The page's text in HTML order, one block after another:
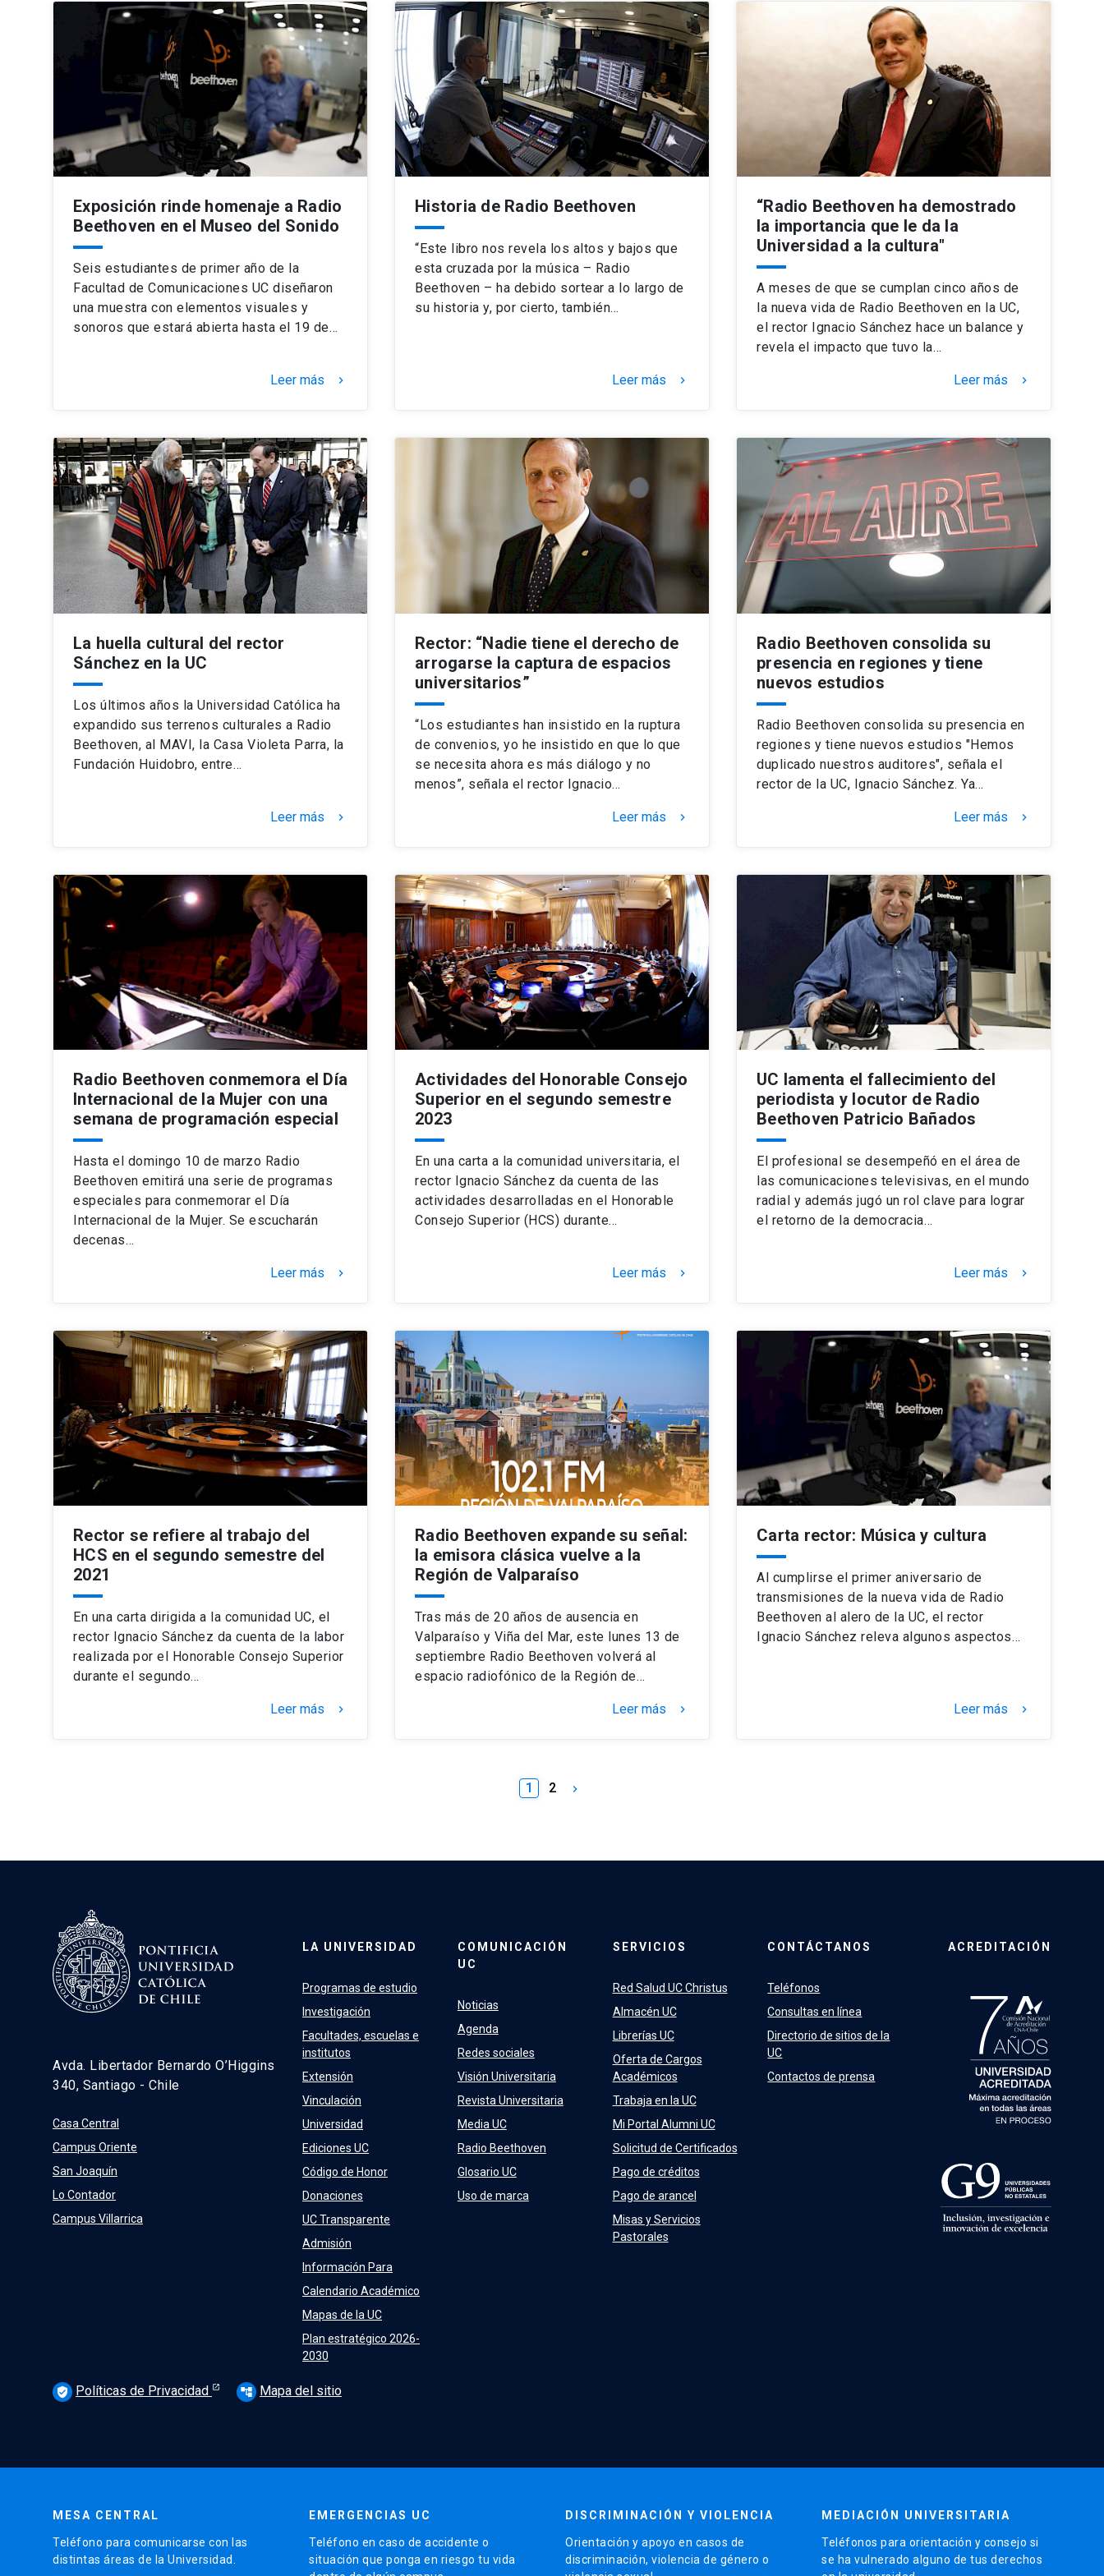
Exposición rinde homenaje a Radio
Beethoven en el Museo del Sonido
Seis estudiantes de primer año de la
Facultad de Comunicaciones UC diseñaron
una muestra con elementos visuales y
sonoros que estará abierta hasta el 19 de…
Leer más keyboard_arrow_right
Historia de Radio Beethoven
“Este libro nos revela los altos y bajos que
esta cruzada por la música – Radio
Beethoven – ha debido sortear a lo largo de
su historia y, por cierto, también…
Leer más keyboard_arrow_right
“Radio Beethoven ha demostrado
la importancia que le da la
Universidad a la cultura"
A meses de que se cumplan cinco años de
la nueva vida de Radio Beethoven en la UC,
el rector Ignacio Sánchez hace un balance y
revela el impacto que tuvo la…
Leer más keyboard_arrow_right
La huella cultural del rector
Sánchez en la UC
Los últimos años la Universidad Católica ha
expandido sus terrenos culturales a Radio
Beethoven, al MAVI, la Casa Violeta Parra, la
Fundación Huidobro, entre…
Leer más keyboard_arrow_right
Rector: “Nadie tiene el derecho de
arrogarse la captura de espacios
universitarios”
“Los estudiantes han insistido en la ruptura
de convenios, yo he insistido en que lo que
se necesita ahora es más diálogo y no
menos”, señala el rector Ignacio…
Leer más keyboard_arrow_right
Radio Beethoven consolida su
presencia en regiones y tiene
nuevos estudios
Radio Beethoven consolida su presencia en
regiones y tiene nuevos estudios "Hemos
duplicado nuestros auditores", señala el
rector de la UC, Ignacio Sánchez. Ya…
Leer más keyboard_arrow_right
Radio Beethoven conmemora el Día
Internacional de la Mujer con una
semana de programación especial
Hasta el domingo 10 de marzo Radio
Beethoven emitirá una serie de programas
especiales para conmemorar el Día
Internacional de la Mujer. Se escucharán
decenas…
Leer más keyboard_arrow_right
Actividades del Honorable Consejo
Superior en el segundo semestre
2023
En una carta a la comunidad universitaria, el
rector Ignacio Sánchez da cuenta de las
actividades desarrolladas en el Honorable
Consejo Superior (HCS) durante…
Leer más keyboard_arrow_right
UC lamenta el fallecimiento del
periodista y locutor de Radio
Beethoven Patricio Bañados
El profesional se desempeñó en el área de
las comunicaciones televisivas, en el mundo
radial y además jugó un rol clave para lograr
el retorno de la democracia…
Leer más keyboard_arrow_right
Rector se refiere al trabajo del
HCS en el segundo semestre del
2021
En una carta dirigida a la comunidad UC, el
rector Ignacio Sánchez da cuenta de la labor
realizada por el Honorable Consejo Superior
durante el segundo…
Leer más keyboard_arrow_right
Radio Beethoven expande su señal:
la emisora clásica vuelve a la
Región de Valparaíso
Tras más de 20 años de ausencia en
Valparaíso y Viña del Mar, este lunes 13 de
septiembre Radio Beethoven volverá al
espacio radiofónico de la Región de…
Leer más keyboard_arrow_right
Carta rector: Música y cultura
Al cumplirse el primer aniversario de
transmisiones de la nueva vida de Radio
Beethoven al alero de la UC, el rector
Ignacio Sánchez releva algunos aspectos…
Leer más keyboard_arrow_right
1 2 keyboard_arrow_right
Avda. Libertador Bernardo O’Higgins
340, Santiago - Chile
Casa Central
Campus Oriente
San Joaquín
Lo Contador
Campus Villarrica
LA UNIVERSIDAD
Programas de estudio
Investigación
Facultades, escuelas e
institutos
Extensión
Vinculación
Universidad
Ediciones UC
Código de Honor
Donaciones
UC Transparente
Admisión
Información Para
Calendario Académico
Mapas de la UC
Plan estratégico 2026-
2030
COMUNICACIÓN
UC
Noticias
Agenda
Redes sociales
Visión Universitaria
Revista Universitaria
Media UC
Radio Beethoven
Glosario UC
Uso de marca
SERVICIOS
Red Salud UC Christus
Almacén UC
Librerías UC
Oferta de Cargos
Académicos
Trabaja en la UC
Mi Portal Alumni UC
Solicitud de Certificados
Pago de créditos
Pago de arancel
Misas y Servicios
Pastorales
CONTÁCTANOS
Teléfonos
Consultas en línea
Directorio de sitios de la
UC
Contactos de prensa
ACREDITACIÓN
verified_user Políticas de Privacidad account_tree Mapa del sitio
MESA CENTRAL
Teléfono para comunicarse con las
distintas áreas de la Universidad.
EMERGENCIAS UC
Teléfono en caso de accidente o
situación que ponga en riesgo tu vida
DISCRIMINACIÓN Y VIOLENCIA
Orientación y apoyo en casos de
discriminación, violencia de género o
MEDIACIÓN UNIVERSITARIA
Teléfonos para orientación y consejo si
se ha vulnerado alguno de tus derechos